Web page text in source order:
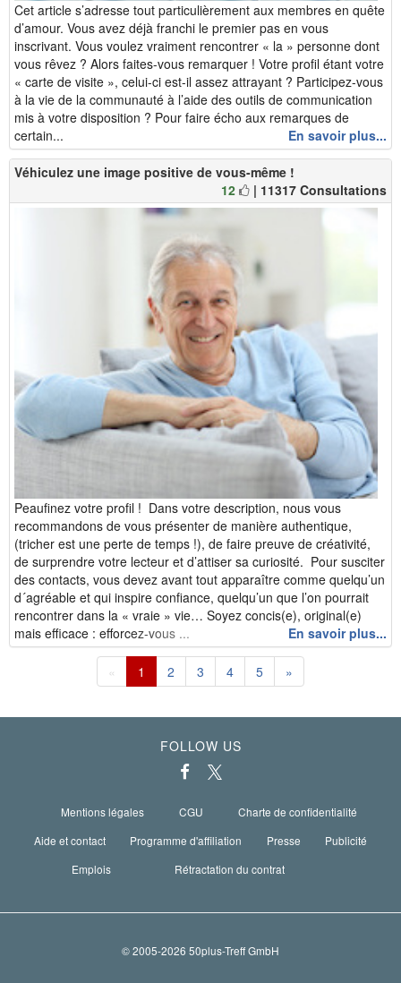
Cet article s’adresse tout particulièrement aux membres en quête
d’amour. Vous avez déjà franchi le premier pas en vous
inscrivant. Vous voulez vraiment rencontrer « la » personne dont
vous rêvez ? Alors faites-vous remarquer ! Votre profil étant votre
« carte de visite », celui-ci est-il assez attrayant ? Participez-vous
à la vie de la communauté à l’aide des outils de communication
mis à votre disposition ? Pour faire écho aux remarques de
certain...
En savoir plus...
Véhiculez une image positive de vous-même !
12
| 11317 Consultations
Peaufinez votre profil ! Dans votre description, nous vous
recommandons de vous présenter de manière authentique,
(tricher est une perte de temps !), de faire preuve de créativité,
de surprendre votre lecteur et d’attiser sa curiosité. Pour susciter
des contacts, vous devez avant tout apparaître comme quelqu’un
d´agréable et qui inspire confiance, quelqu’un que l’on pourrait
rencontrer dans la « vraie » vie… Soyez concis(e), original(e)
mais efficace : efforcez-vous ...
En savoir plus...
« 1 2 3 4 5 »
FOLLOW US
Mentions légales CGU
Charte de confidentialité
Aide et contact
Programme d'affiliation Presse
Publicité
Emplois
Rétractation du contrat
© 2005-2026 50plus-Treff GmbH